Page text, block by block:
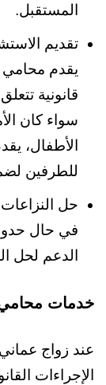
المستقبل.
تقديم
يقدم
قانونية
سواء كان
الأطفال،
للطرفين
حل النزاعات
في حال
الدعم لحل
خدمات
عند زواج
الإجراءات